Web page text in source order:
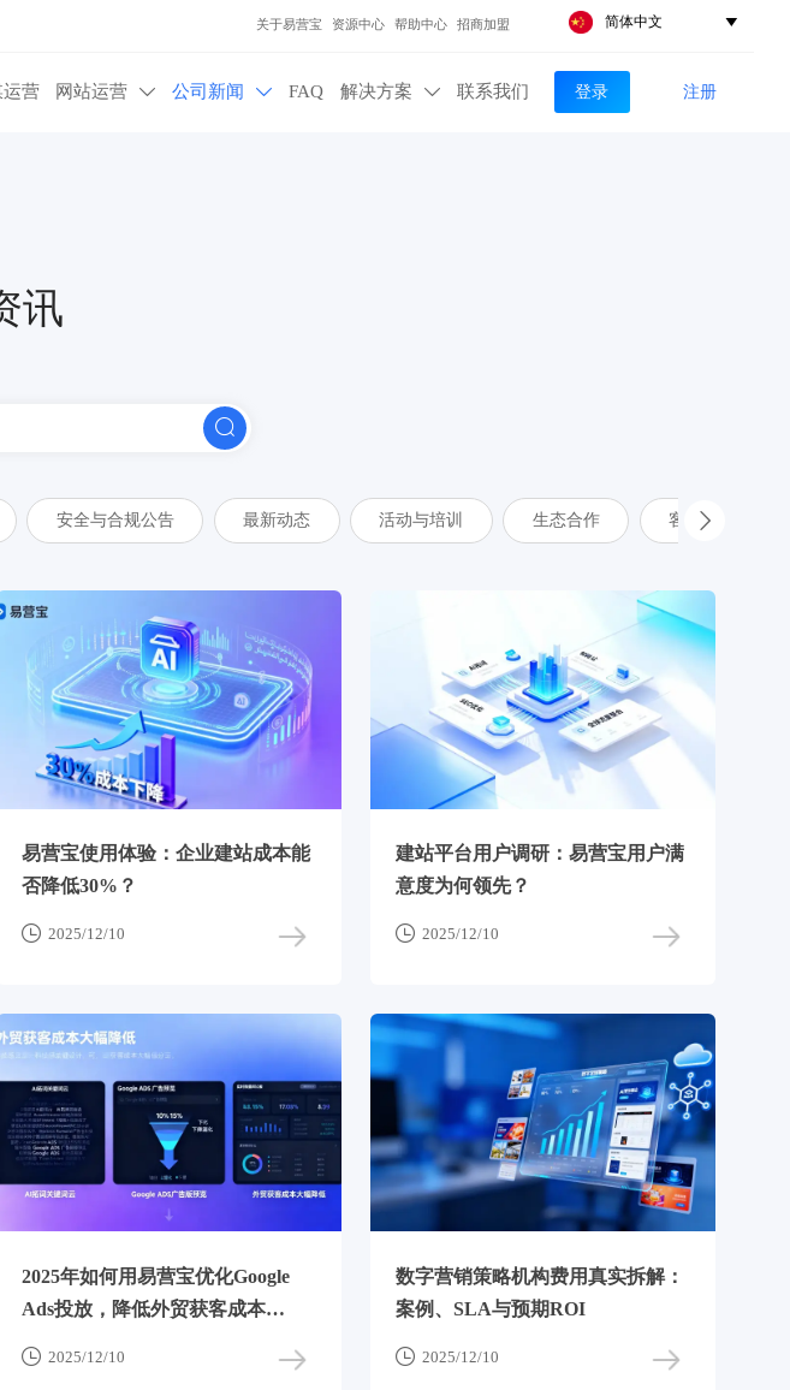
关于易营宝 资源中心 帮助中心 招商加盟 简体中文 
营 网站运营  公司新闻  FAQ 解决方案  联系我们 登录 注册
讯

安全与合规公告 最新动态 活动与培训 生态合作 客户案例

易营宝使用体验：企业建站成本能
否降低30%？
 2025/12/10
建站平台用户调研：易营宝用户满
意度为何领先？
 2025/12/10
2025年如何用易营宝优化Google
Ads投放，降低外贸获客成本
 2025/12/10
数字营销策略机构费用真实拆解：
案例、SLA与预期ROI
 2025/12/10